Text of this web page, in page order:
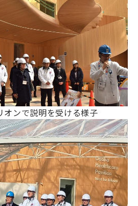
オンで説明を受ける様子